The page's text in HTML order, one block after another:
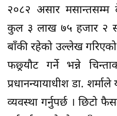
२०८२ असार
कुल ३ लाख ७५ हजार २
बाँकी रहेको उल्लेख
फछ्र्यौट गर्ने भन्ने
प्रधानन्यायाधीश डा.
व्यवस्था गर्नुपर्छ । छिटो